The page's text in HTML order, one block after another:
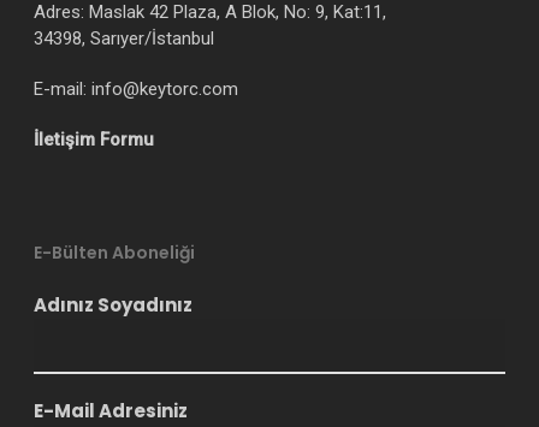
Adres: Maslak 42 Plaza, A Blok, No: 9, Kat:11,
34398, Sarıyer/İstanbul
E-mail: info@keytorc.com
İletişim Formu
E-Bülten Aboneliği
Adınız Soyadınız
E-Mail Adresiniz